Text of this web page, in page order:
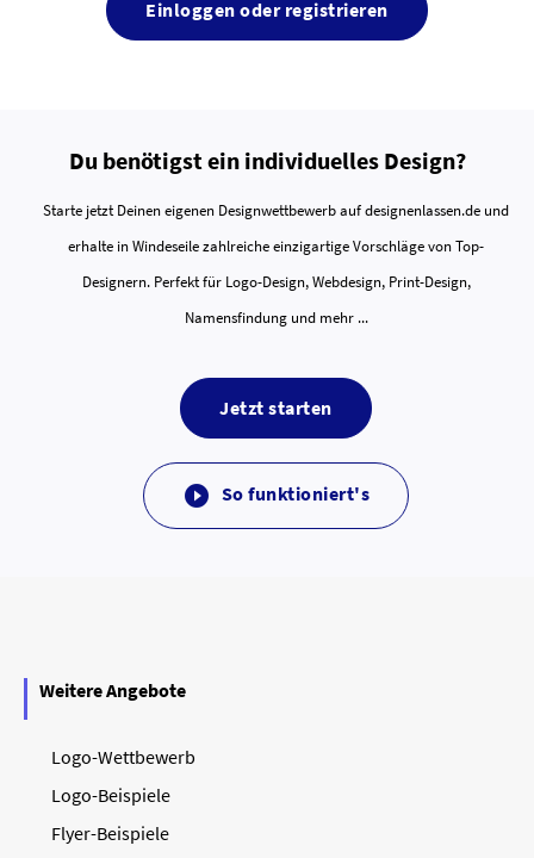
Einloggen oder registrieren
Du benötigst ein individuelles Design?
Starte jetzt Deinen eigenen Designwettbewerb auf designenlassen.de und
erhalte in Windeseile zahlreiche einzigartige Vorschläge von Top-
Designern. Perfekt für Logo-Design, Webdesign, Print-Design,
Namensfindung und mehr ...
Jetzt starten
 So funktioniert's
Weitere Angebote
Logo-Wettbewerb
Logo-Beispiele
Flyer-Beispiele